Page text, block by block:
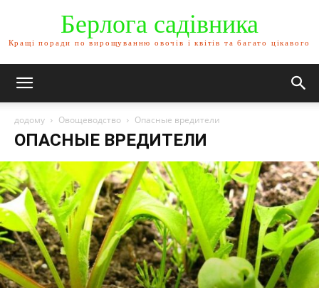
Берлога садівника
Кращі поради по вирощуванню овочів і квітів та багато цікавого
додому Овощеводство Опасные вредители
ОПАСНЫЕ ВРЕДИТЕЛИ